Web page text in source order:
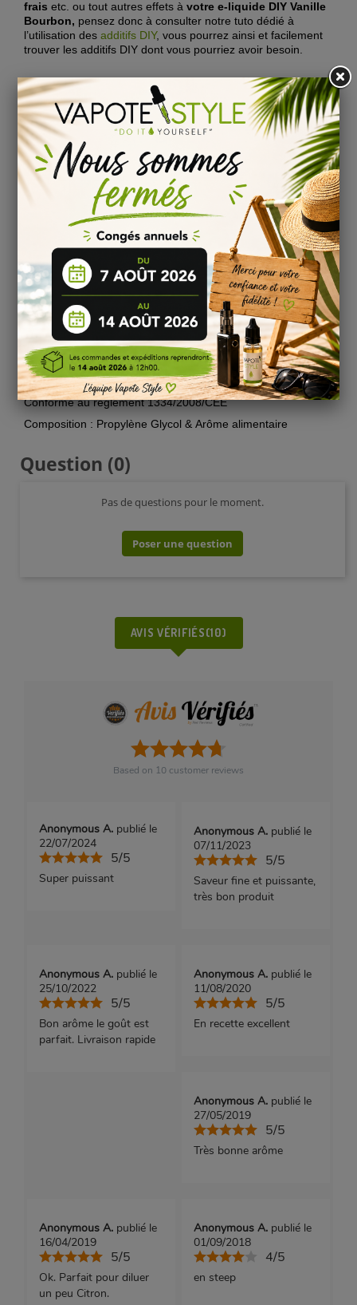
frais etc. ou tout autres effets à votre e-liquide DIY Vanille
Bourbon, pensez donc à consulter notre tuto dédié à
l’utilisation des additifs DIY, vous pourrez ainsi et facilement
trouver les additifs DIY dont vous pourriez avoir besoin.
Pour faire sone-liquide DIY à la Vanille
Découvrez ici
les informations essentielles pour fabriquer soi-
mêmeson e-liquide DIY Vanille Bourbon
: dosage,
fabrication, maturation et dégustation !
Comment conserver son eliquide DIY ?
Il est fortement recommandé pour une conservation à long
terme de stocker votreArôme Vanille Bourbon et en
particulier vos
concentrés e-liquide
à température basse ...
toutes les informations sont disponibles dans notre
rubrique
explications et conseils pour bien réussir sonDIY
liquide .
Informations:
Conservation : stocké entre 4 et 16°C
Conforme au règlement 1334/2008/CEE
Composition : Propylène Glycol & Arôme alimentaire
Question (0)
Pas de questions pour le moment.
Poser une question
AVIS VÉRIFIÉS(10)
Based on 10 customer reviews
Anonymous A. publié le
22/07/2024
5/5
Super puissant
Anonymous A. publié le
07/11/2023
5/5
Saveur fine et puissante,
très bon produit
Anonymous A. publié le
25/10/2022
5/5
Bon arôme le goût est
parfait. Livraison rapide
Anonymous A. publié le
11/08/2020
5/5
En recette excellent
Anonymous A. publié le
27/05/2019
5/5
Très bonne arôme
Anonymous A. publié le
16/04/2019
5/5
Ok. Parfait pour diluer
un peu Citron.
Anonymous A. publié le
01/09/2018
4/5
en steep